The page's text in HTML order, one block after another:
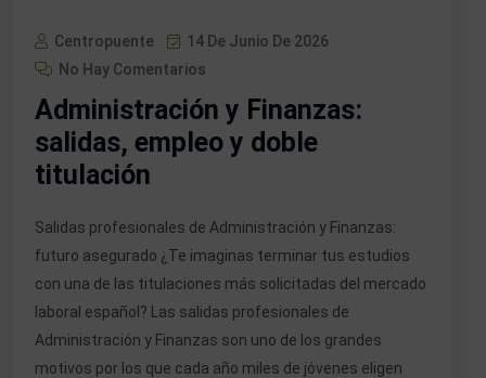
Centropuente
14 De Junio De 2026
No Hay Comentarios
Administración y Finanzas:
salidas, empleo y doble
titulación
Salidas profesionales de Administración y Finanzas:
futuro asegurado ¿Te imaginas terminar tus estudios
con una de las titulaciones más solicitadas del mercado
laboral español? Las salidas profesionales de
Administración y Finanzas son uno de los grandes
motivos por los que cada año miles de jóvenes eligen